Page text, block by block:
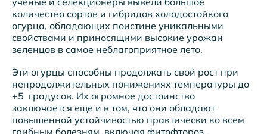
количество сортов и гибридов холодостойкого
огурца, обладающих поистине уникальными
свойствами и приносящими высокие урожаи
зеленцов в самое неблагоприятное лето.
Эти огурцы способны продолжать свой рост при
непродолжительных понижениях температуры до
+5 градусов. Их огромное достоинство
заключается еще и в том, что они обладают
повышенной устойчивостью практически ко всем